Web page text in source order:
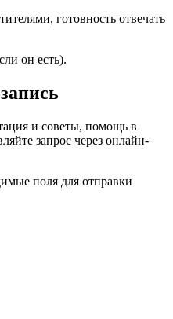
готовность отвечать
он есть).
и советы, помощь в
запрос через онлайн-
поля для отправки